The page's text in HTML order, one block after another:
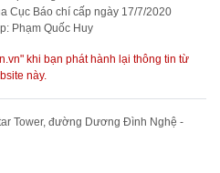
Cục Báo chí cấp ngày 17/7/2020
Phạm Quốc Huy
khi bạn phát hành lại thông tin từ
này.
Tower, đường Dương Đình Nghệ -